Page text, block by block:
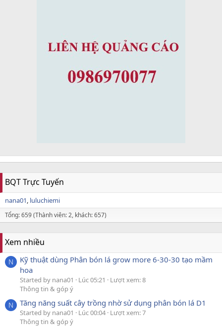
BQT Trực Tuyến
nana01 luluchiemi
Tổng: 659 (Thành viên: 2, khách: 657)
Xem nhiều
N
Kỹ thuật dùng Phân bón lá grow more 6-30-30 tạo mầm
hoa
Started by nana01 Lúc 05:21
Lượt xem: 8
Thông tin & góp ý
N Tăng năng suất cây trồng nhờ sử dụng phân bón lá D1
Started by nana01 Lúc 00:04 Lượt xem: 7
Thông tin & góp ý